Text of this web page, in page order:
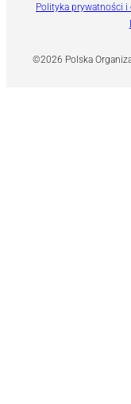
©2026 Polska
Polityka prywatności